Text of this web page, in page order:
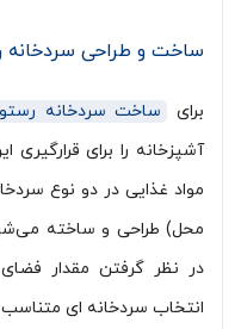
ساخت و طراحی سردخانه
برای ساخت سردخانه
آشپزخانه را برای
مواد غذایی در دو نوع
محل) طراحی و ساخته
در نظر گرفتن مقدار
انتخاب سردخانه ای متناسب